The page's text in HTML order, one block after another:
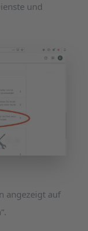
und
angezeigt auf